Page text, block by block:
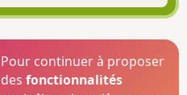
Pour continuer à proposer
desfonctionnalités